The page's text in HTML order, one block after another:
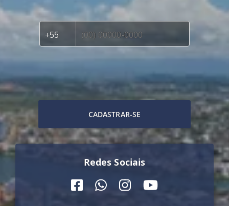
CADASTRAR-SE
Redes Sociais